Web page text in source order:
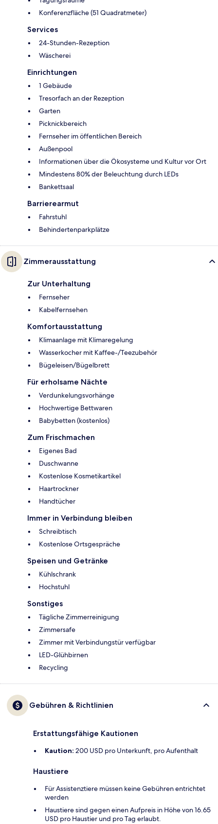
Konferenzfläche (51 Quadratmeter)
Services
24-Stunden-Rezeption
Wäscherei
Einrichtungen
1 Gebäude
Tresorfach an der Rezeption
Garten
Picknickbereich
Fernseher im öffentlichen Bereich
Außenpool
Informationen über die Ökosysteme und Kultur vor Ort
Mindestens 80% der Beleuchtung durch LEDs
Bankettsaal
Barrierearmut
Fahrstuhl
Behindertenparkplätze
Zimmerausstattung
Zur Unterhaltung
Fernseher
Kabelfernsehen
Komfortausstattung
Klimaanlage mit Klimaregelung
Wasserkocher mit Kaffee-/Teezubehör
Bügeleisen/Bügelbrett
Für erholsame Nächte
Verdunkelungsvorhänge
Hochwertige Bettwaren
Babybetten (kostenlos)
Zum Frischmachen
Eigenes Bad
Duschwanne
Kostenlose Kosmetikartikel
Haartrockner
Handtücher
Immer in Verbindung bleiben
Schreibtisch
Kostenlose Ortsgespräche
Speisen und Getränke
Kühlschrank
Hochstuhl
Sonstiges
Tägliche Zimmerreinigung
Zimmersafe
Zimmer mit Verbindungstür verfügbar
LED-Glühbirnen
Recycling
Gebühren & Richtlinien
Erstattungsfähige Kautionen
Kaution: 200 USD pro Unterkunft, pro Aufenthalt
Haustiere
Für Assistenztiere müssen keine Gebühren entrichtet
werden
Haustiere sind gegen einen Aufpreis in Höhe von 16.65
USD pro Haustier und pro Tag erlaubt.